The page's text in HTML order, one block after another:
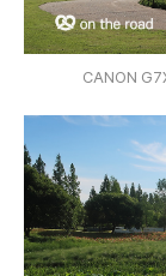
CANON